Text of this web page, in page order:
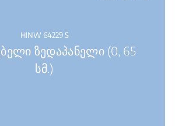
HINW 64229 S
ზედაპანელი (0, 65
სმ.)